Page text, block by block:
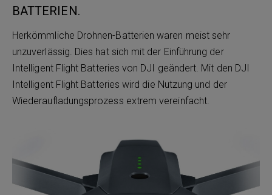
BATTERIEN.
Herkömmliche Drohnen-Batterien waren meist sehr
unzuverlässig. Dies hat sich mit der Einführung der
Intelligent Flight Batteries von DJI geändert. Mit den DJI
Intelligent Flight Batteries wird die Nutzung und der
Wiederaufladungsprozess extrem vereinfacht.